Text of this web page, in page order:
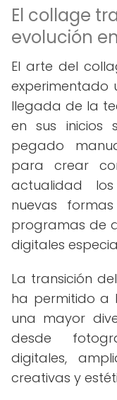
El collage
evolución
El arte del
experimentado
llegada de la
en sus
pegado
para crear
actualidad
nuevas
programas de
digitales
La transición
ha permitido a
una mayor
desde
digitales,
creativas y